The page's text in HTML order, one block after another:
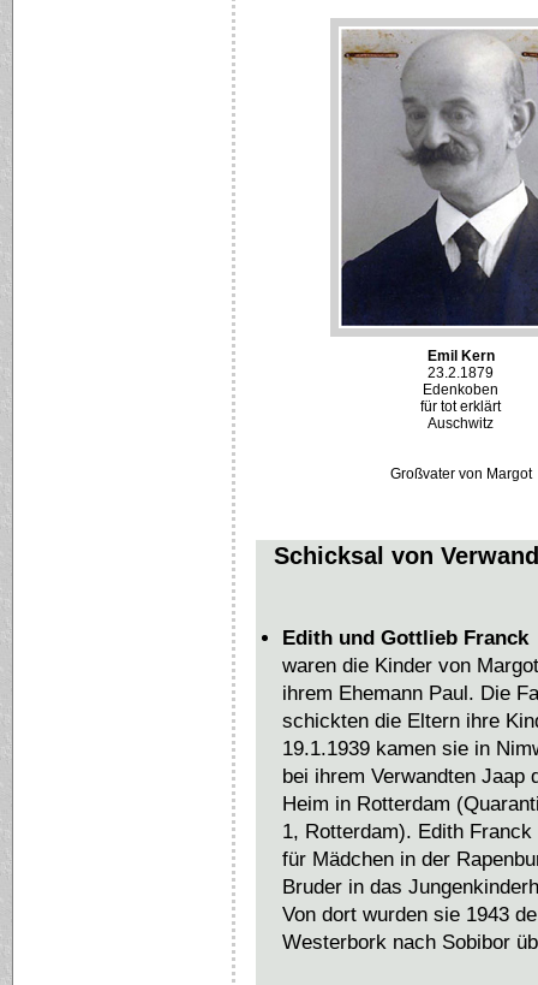
Emil Kern
23.2.1879
Edenkoben
für tot erklärt
Auschwitz
Großvater von Margot
Schicksal von
Edith und Gottlieb Franck
waren die Kinder von
ihrem Ehemann Paul. Die
schickten die Eltern ihre
19.1.1939 kamen sie in
bei ihrem Verwandten Jaap
Heim in Rotterdam
1, Rotterdam). Edith
für Mädchen in der
Bruder in das
Von dort wurden sie 1943
Westerbork nach Sobibor